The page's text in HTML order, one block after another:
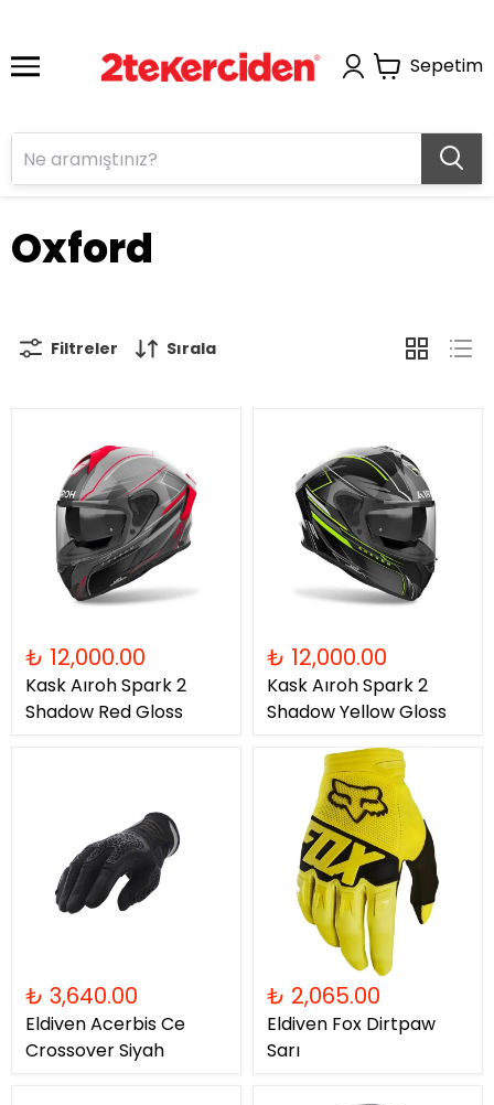
Sepetim
Oxford
Filtreler Sırala
₺ 12,000.00
Kask Aıroh Spark 2
Shadow Red Gloss
₺ 12,000.00
Kask Aıroh Spark 2
Shadow Yellow Gloss
₺ 3,640.00
Eldiven Acerbis Ce
Crossover Siyah
₺ 2,065.00
Eldiven Fox Dirtpaw
Sarı